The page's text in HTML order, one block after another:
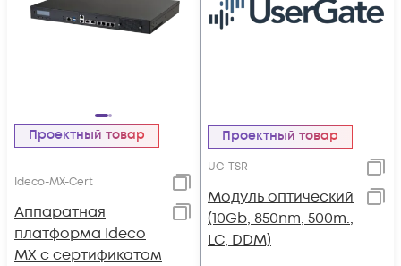
Проектный товар
Ideco-MX-Cert
Аппаратная
платформа Ideco
MX с сертификатом
Проектный товар
UG-TSR
Модуль оптический
(10Gb, 850nm, 500m.,
LC, DDM)